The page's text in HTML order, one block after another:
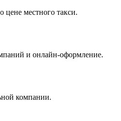
цене местного такси.
и онлайн-оформление.
компании.